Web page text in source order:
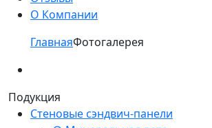
О Компании
ГлавнаяФотогалерея
Подукция
Стеновые сэндвич-панели